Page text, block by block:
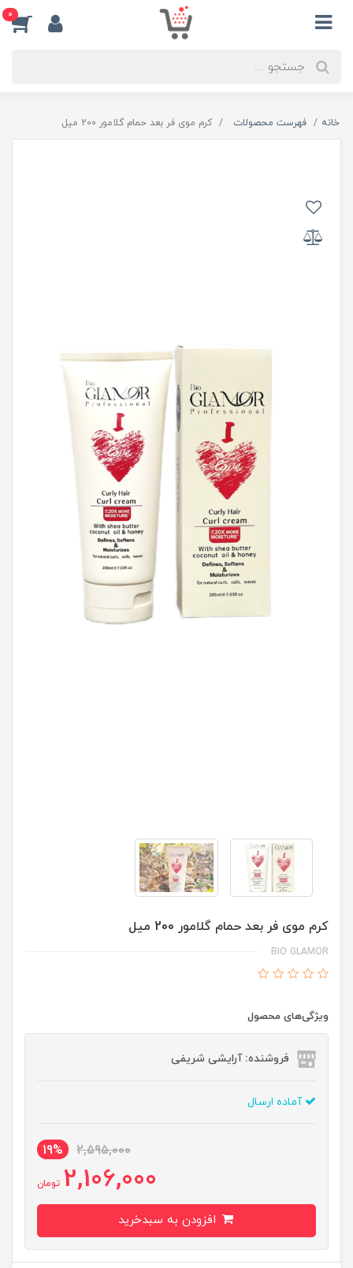
0
خانه فهرست محصولات کرم موی فر بعد حمام گلامور 200 میل
کرم موی فر بعد حمام گلامور 200 میل
BIO GLAMOR
ویژگی‌های محصول
فروشنده: آرایشی شریفی
آماده ارسال
2,595,000
19%
2,106,000 تومان